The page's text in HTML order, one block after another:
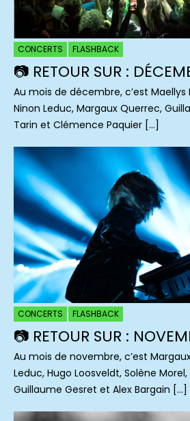
CONCERTS FLASHBACK
📷 RETOUR SUR :
Au mois de décembre, c’est Maellys
Ninon Leduc, Margaux Querrec,
Tarin et Clémence Paquier […]
CONCERTS FLASHBACK
📷 RETOUR SUR :
Au mois de novembre, c’est
Leduc, Hugo Loosveldt, Solène
Guillaume Gesret et Alex Bargain […]